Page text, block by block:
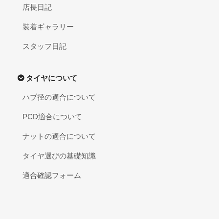
店長日記
装着ギャラリー
スタッフ日記
タイヤについて
ハブ径の適合について
PCD適合について
ナットの適合について
タイヤ選びの基礎知識
適合確認フォーム